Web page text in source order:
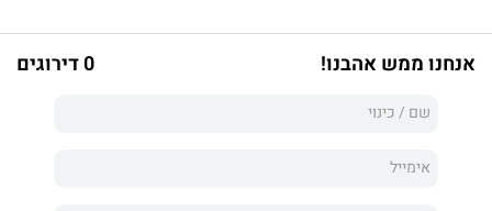
כביכול אובייקטיבי ולא קשור, וחלקם מסופרים מפיהם של חפצים
המעורבים בעלילה.
לצד הרומנטיקה, הזוגיות, האהבה והשגרה הסיפורים משלבים גם
תובנות מעולם המדע, בעיקר הפיזיקה והקוסמולוגיה. הם כתובים
בשפה עשירה השזורה בהומור עדין, בדימויים ובצירופי לשון
סיפורים אחדים נכתבו בחרוזים במקצב שוטף נוסח "פואטרי סלאם".
אנחנו ממש אהבנו! 0 דירוגים